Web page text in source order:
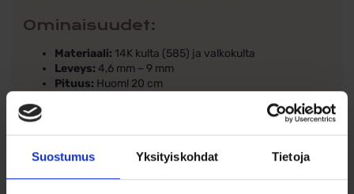
Suostumus Yksityiskohdat Tietoja
Ominaisuudet:
Materiaali: 14K kulta (585) ja valkokulta
Leveys: 4,6 mm – 9 mm
Pituus: Huom! 20 cm